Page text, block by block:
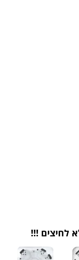
לחיצים !!!